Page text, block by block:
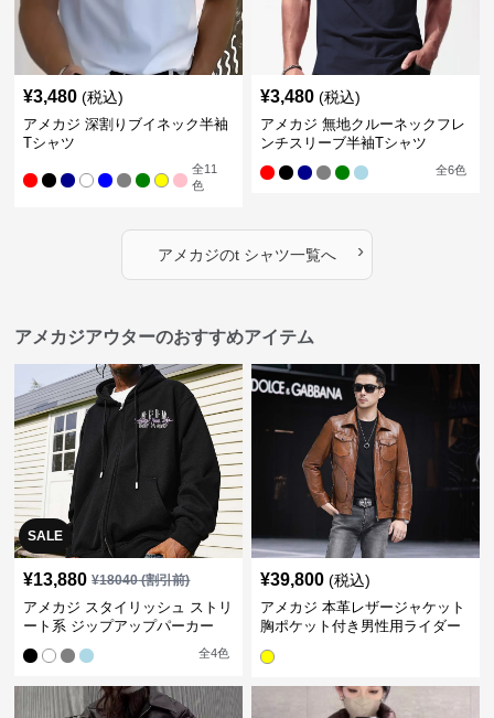
¥3,480 (税込)
アメカジ 深割りブイネック半袖
Tシャツ
全11
色
¥3,480 (税込)
アメカジ 無地クルーネックフレ
ンチスリーブ半袖Tシャツ
全6色
アメカジのt シャツ一覧へ ›
アメカジアウターのおすすめアイテム
SALE
¥13,880 ¥18040(割引前)
アメカジ スタイリッシュ ストリ
ート系 ジップアップパーカー
全4色
¥39,800 (税込)
アメカジ 本革レザージャケット
胸ポケット付き男性用ライダー